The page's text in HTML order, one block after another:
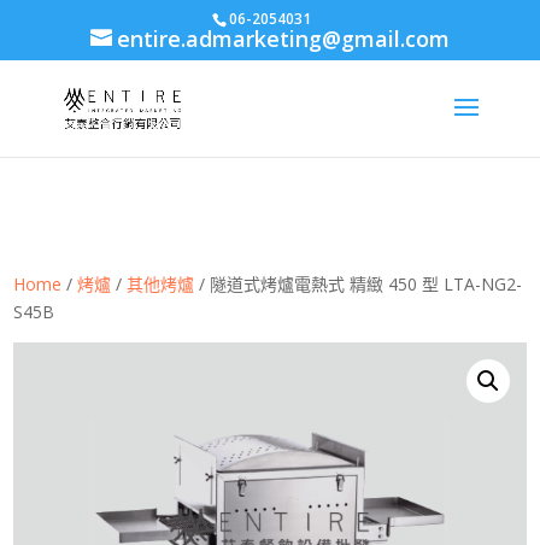
body{font-family: arial,"Microsoft JhengHei","微軟正黑體",sans-serif
06-2054031
entire.admarketing@gmail.com
Home /烤爐 /其他烤爐 / 隧道式烤爐電熱式 精緻 450 型 LTA-NG2-
S45B